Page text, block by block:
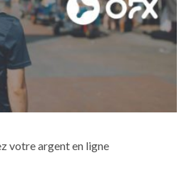
votre argent en ligne